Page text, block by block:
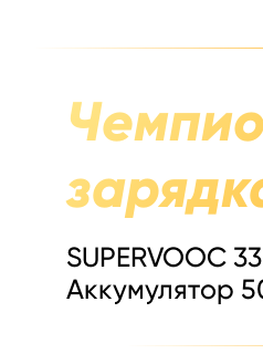
SUPERVOOC
Аккумулятор